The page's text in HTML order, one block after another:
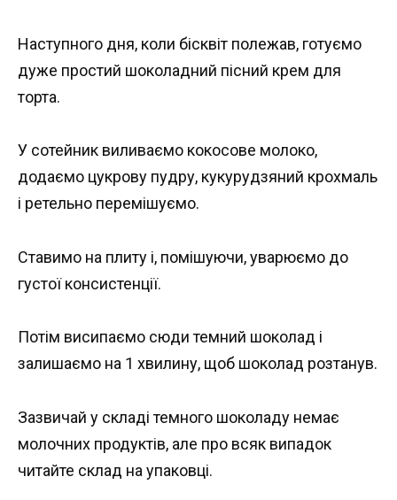
Наступного дня, коли бісквіт полежав, готуємо
дуже простий шоколадний пісний крем для
торта.
У сотейник виливаємо кокосове молоко,
додаємо цукрову пудру, кукурудзяний крохмаль
і ретельно перемішуємо.
Ставимо на плиту і, помішуючи, уварюємо до
густої консистенції.
Потім висипаємо сюди темний шоколад і
залишаємо на 1 хвилину, щоб шоколад розтанув.
Зазвичай у складі темного шоколаду немає
молочних продуктів, але про всяк випадок
читайте склад на упаковці.